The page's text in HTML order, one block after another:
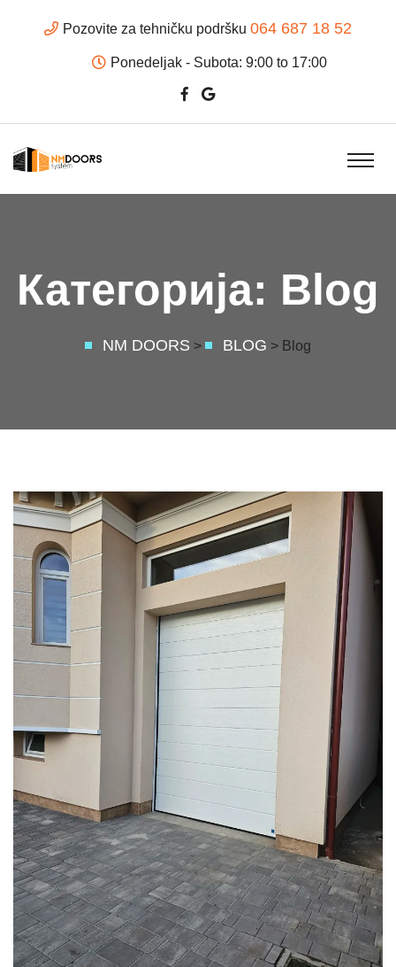
Pozovite za tehničku podršku 064 687 18 52
Ponedeljak - Subota: 9:00 to 17:00
Категорија: Blog
NM DOORS > BLOG > Blog